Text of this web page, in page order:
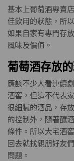
基本上葡萄酒專賣
佳飲用的狀態，所
如果自家有專門存
風味及價值。
葡萄酒存放
應該不少人看連續
酒窖，但這不代表
很細膩的酒品，存
的控制外，隨著釀
條件。所以大宅酒
回去就找親朋好友
問題。